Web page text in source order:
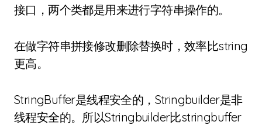
接口，两个类都是用来进行字符串操作的。
在做字符串拼接修改删除替换时，效率比string
更高。
StringBuffer是线程安全的，Stringbuilder是非
线程安全的。所以Stringbuilder比stringbuffer